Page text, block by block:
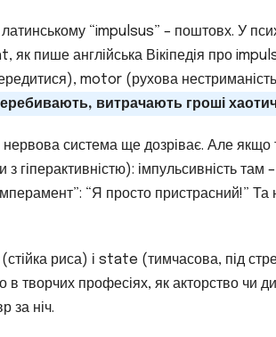
латинському “impulsus” – поштовх. У
як пише англійська Вікіпедія про
motor (рухова
витрачають гроші
нервова система ще дозріває. Але якщо
гіперактивністю): імпульсивність
“Я просто пристрасний!”
риса) і state (тимчасова, під
в творчих професіях, як акторство чи
за ніч.